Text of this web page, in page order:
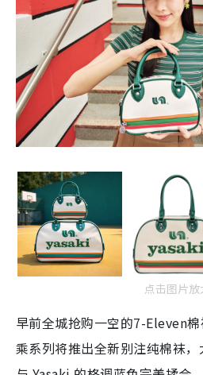
点击图片放
早前全城抢购一空的7-Eleven
乘系列将推出全新别注纯棉袜